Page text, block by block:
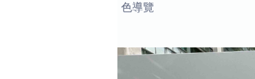
色導覽